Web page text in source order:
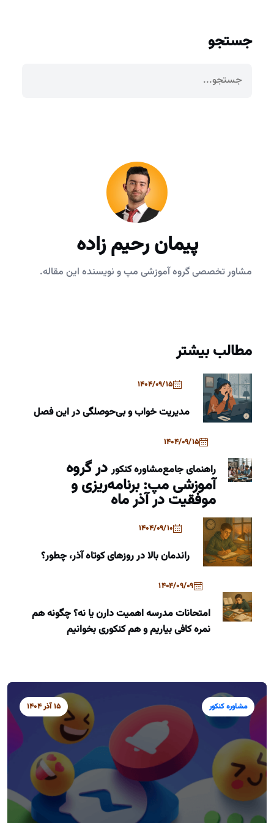
جستجو
پیمان رحیم زاده
مشاور تخصصی گروه آموزشی مپ و نویسنده این مقاله.
مطالب بیشتر
1404/09/15
مدیریت خواب و بی‌حوصلگی در این فصل
1404/09/15
راهنمای جامعمشاوره کنکوردر گروه
آموزشی مپ: برنامه‌ریزی و
موفقیت در آذر ماه
1404/09/10
راندمان بالا در روزهای کوتاه آذر، چطور؟
1404/09/09
امتحانات مدرسه اهمیت دارن یا نه؟ چگونه هم
نمره کافی بیاریم و هم کنکوری بخوانیم
مشاوره کنکور 15 آذر 1404